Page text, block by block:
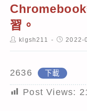
Chromebook
習。
Postklgsh211
Post2022-
2636 下載
Post Views: